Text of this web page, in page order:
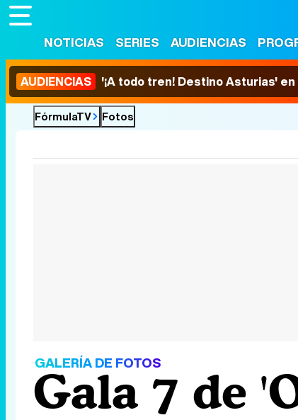
NOTICIAS SERIES AUDIENCIAS
AUDIENCIAS '¡A todo tren! Destino Asturias'
FórmulaTV Fotos
GALERÍA DE FOTOS
Gala 7 de